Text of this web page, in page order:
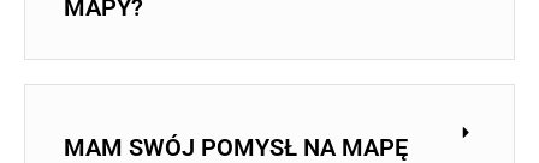
MAPY?
MAM SWÓJ POMYSŁ NA MAPĘ